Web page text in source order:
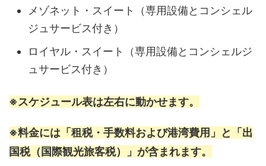
メゾネット・スイート（専用設備とコンシェル
ジュサービス付き）
ロイヤル・スイート（専用設備とコンシェルジ
ュサービス付き）
※スケジュール表は左右に動かせます。
※料金には「租税・手数料および港湾費用」と「出
国税（国際観光旅客税）」が含まれます。